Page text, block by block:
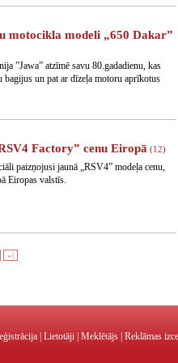
motocikla modeli „650 Dakar”
”Jawa” atzīmē savu 80.gadadienu, kas
un pat ar dīzeļa motoru aprīkotus
Factory” cenu Eiropā (12)
paizņojusi jaunā „RSV4” modeļa cenu,
Eiropas valstīs.
»|
Lietotāji Meklētājs Reklāmas